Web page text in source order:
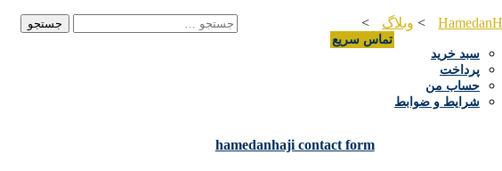
سبد خرید
پرداخت
حساب من
شرایط و ضوابط
تماس سریع
> وبلاگ
>
hamedanhaji contact form